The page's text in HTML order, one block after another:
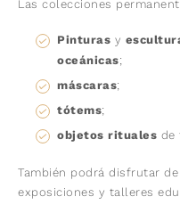
Las colecciones
Pinturas y
oceánicas;
máscaras;
tótems;
objetos rituales de
También podrá disfrutar
exposiciones y talleres